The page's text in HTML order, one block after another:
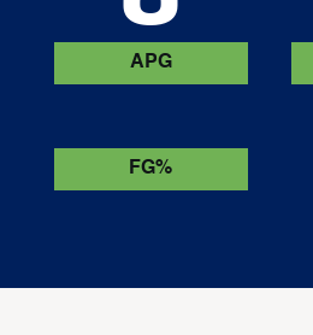
APG
FG%